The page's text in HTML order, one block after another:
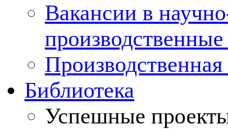
Вакансии в
Производственная
Библиотека
Успешные